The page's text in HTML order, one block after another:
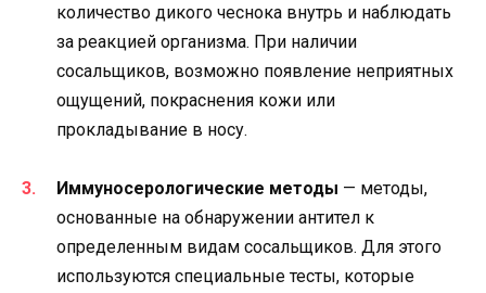
количество дикого чеснока внутрь и наблюдать
за реакцией организма. При наличии
сосальщиков, возможно появление неприятных
ощущений, покраснения кожи или
прокладывание в носу.
Иммуносерологические методы — методы,
основанные на обнаружении антител к
определенным видам сосальщиков. Для этого
используются специальные тесты, которые